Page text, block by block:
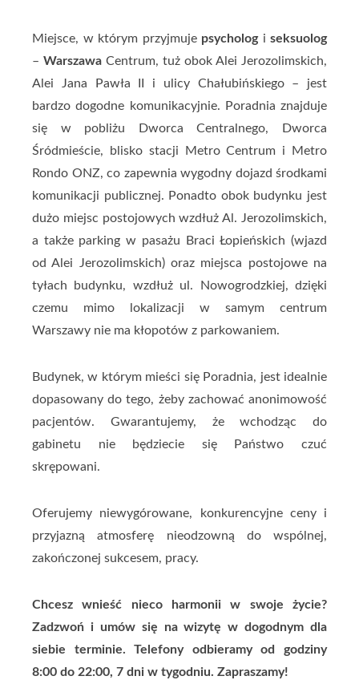
Miejsce, w którym przyjmuje psychologi seksuolog
– Warszawa Centrum, tuż obok Alei Jerozolimskich,
Alei Jana Pawła II i ulicy Chałubińskiego – jest
bardzo dogodne komunikacyjnie. Poradnia znajduje
się w pobliżu Dworca Centralnego, Dworca
Śródmieście, blisko stacji Metro Centrum i Metro
Rondo ONZ, co zapewnia wygodny dojazd środkami
komunikacji publicznej. Ponadto obok budynku jest
dużo miejsc postojowych wzdłuż Al. Jerozolimskich,
a także parking w pasażu Braci Łopieńskich (wjazd
od Alei Jerozolimskich) oraz miejsca postojowe na
tyłach budynku, wzdłuż ul. Nowogrodzkiej, dzięki
czemu mimo lokalizacji w samym centrum
Warszawy nie ma kłopotów z parkowaniem.
Budynek, w którym mieści się Poradnia, jest idealnie
dopasowany do tego, żeby zachować anonimowość
pacjentów. Gwarantujemy, że wchodząc do
gabinetu nie będziecie się Państwo czuć
skrępowani.
Oferujemy niewygórowane, konkurencyjne ceny i
przyjazną atmosferę nieodzowną do wspólnej,
zakończonej sukcesem, pracy.
Chcesz wnieść nieco harmonii w swoje życie?
Zadzwoń i umów się na wizytę w dogodnym dla
siebie terminie.Telefony odbieramy od godziny
8:00 do 22:00, 7 dni w tygodniu. Zapraszamy!